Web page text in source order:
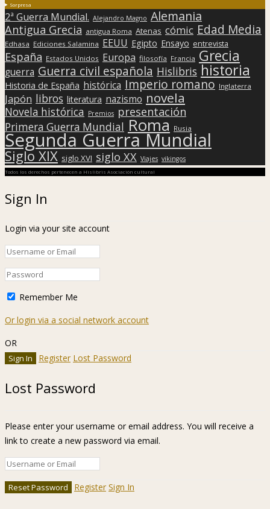
Sorpresa
2ª Guerra Mundial. Alejandro Magno Alemania
Antigua Grecia antigua Roma Atenas cómic Edad Media
Edhasa Ediciones Salamina EEUU Egipto Ensayo entrevista
España Estados Unidos Europa filosofía Francia Grecia
guerra Guerra civil española Hislibris historia
Historia de España histórica Imperio romano Inglaterra
Japón libros literatura nazismo novela
Novela histórica Premios presentación
Primera Guerra Mundial Roma Rusia
Segunda Guerra Mundial
Siglo XIX siglo XVI siglo XX Viajes vikingos
Todos los derechos pertenecen a Hislibris Asociación cultural
Sign In
Login via your site account
Remember Me
Or login via a social network account
OR
Register Lost Password
Lost Password
Please enter your username or email address. You will receive a
link to create a new password via email.
Register Sign In